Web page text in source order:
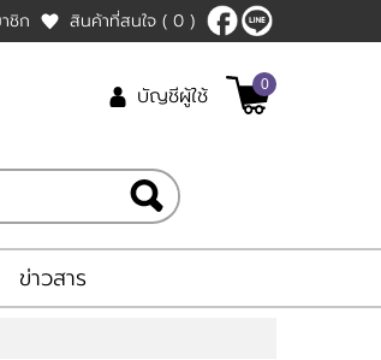
ชิก สินค้าที่สนใจ ( 0 )
บัญชีผู้ใช้ 0
ข่าวสาร